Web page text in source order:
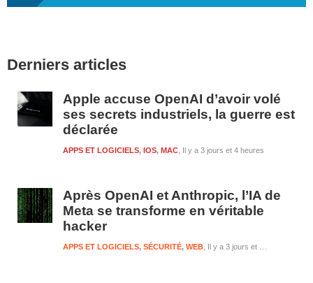
latérale
Derniers articles
Apple accuse OpenAI d’avoir volé
ses secrets industriels, la guerre est
déclarée
Il y a 3 jours et 4 heures
APPS ET LOGICIELS, IOS, MAC
Après OpenAI et Anthropic, l’IA de
Meta se transforme en véritable
hacker
Il y a 3 jours et 4 heures
APPS ET LOGICIELS, SÉCURITÉ, WEB